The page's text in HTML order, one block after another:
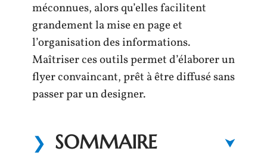
méconnues, alors qu’elles facilitent
grandement la mise en page et
l’organisation des informations.
Maîtriser ces outils permet d’élaborer un
flyer convaincant, prêt à être diffusé sans
passer par un designer.
SOMMAIRE